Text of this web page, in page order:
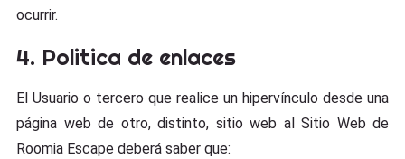
ocurrir.
4. Politica de enlaces
El Usuario o tercero que realice un hipervínculo desde una
página web de otro, distinto, sitio web al Sitio Web de
Roomia Escape deberá saber que: